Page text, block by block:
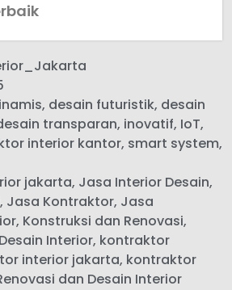
, desain futuristik, desain
transparan, inovatif, IoT,
interior kantor, smart system,
jakarta, Jasa Interior Desain,
, Jasa Kontraktor, Jasa
, Konstruksi dan Renovasi,
Interior, kontraktor
interior jakarta, kontraktor
dan Desain Interior